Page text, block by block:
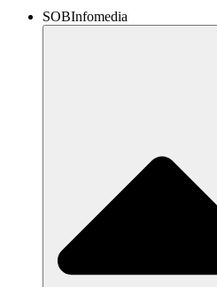
SOBInfomedia